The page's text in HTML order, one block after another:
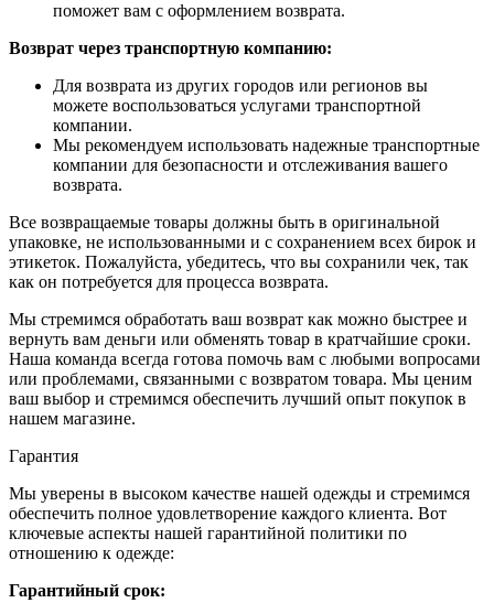
поможет вам с оформлением возврата.
Возврат через транспортную компанию:
Для возврата из других городов или регионов вы
можете воспользоваться услугами транспортной
компании.
Мы рекомендуем использовать надежные транспортные
компании для безопасности и отслеживания вашего
возврата.
Все возвращаемые товары должны быть в оригинальной
упаковке, не использованными и с сохранением всех бирок и
этикеток. Пожалуйста, убедитесь, что вы сохранили чек, так
как он потребуется для процесса возврата.
Мы стремимся обработать ваш возврат как можно быстрее и
вернуть вам деньги или обменять товар в кратчайшие сроки.
Наша команда всегда готова помочь вам с любыми вопросами
или проблемами, связанными с возвратом товара. Мы ценим
ваш выбор и стремимся обеспечить лучший опыт покупок в
нашем магазине.
Гарантия
Мы уверены в высоком качестве нашей одежды и стремимся
обеспечить полное удовлетворение каждого клиента. Вот
ключевые аспекты нашей гарантийной политики по
отношению к одежде:
Гарантийный срок: